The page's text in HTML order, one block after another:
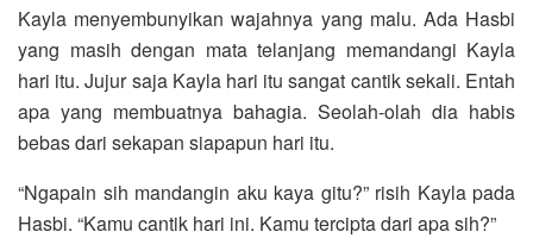
Kayla menyembunyikan wajahnya yang malu. Ada Hasbi
yang masih dengan mata telanjang memandangi Kayla
hari itu. Jujur saja Kayla hari itu sangat cantik sekali. Entah
apa yang membuatnya bahagia. Seolah-olah dia habis
bebas dari sekapan siapapun hari itu.
“Ngapain sih mandangin aku kaya gitu?” risih Kayla pada
Hasbi. “Kamu cantik hari ini. Kamu tercipta dari apa sih?”